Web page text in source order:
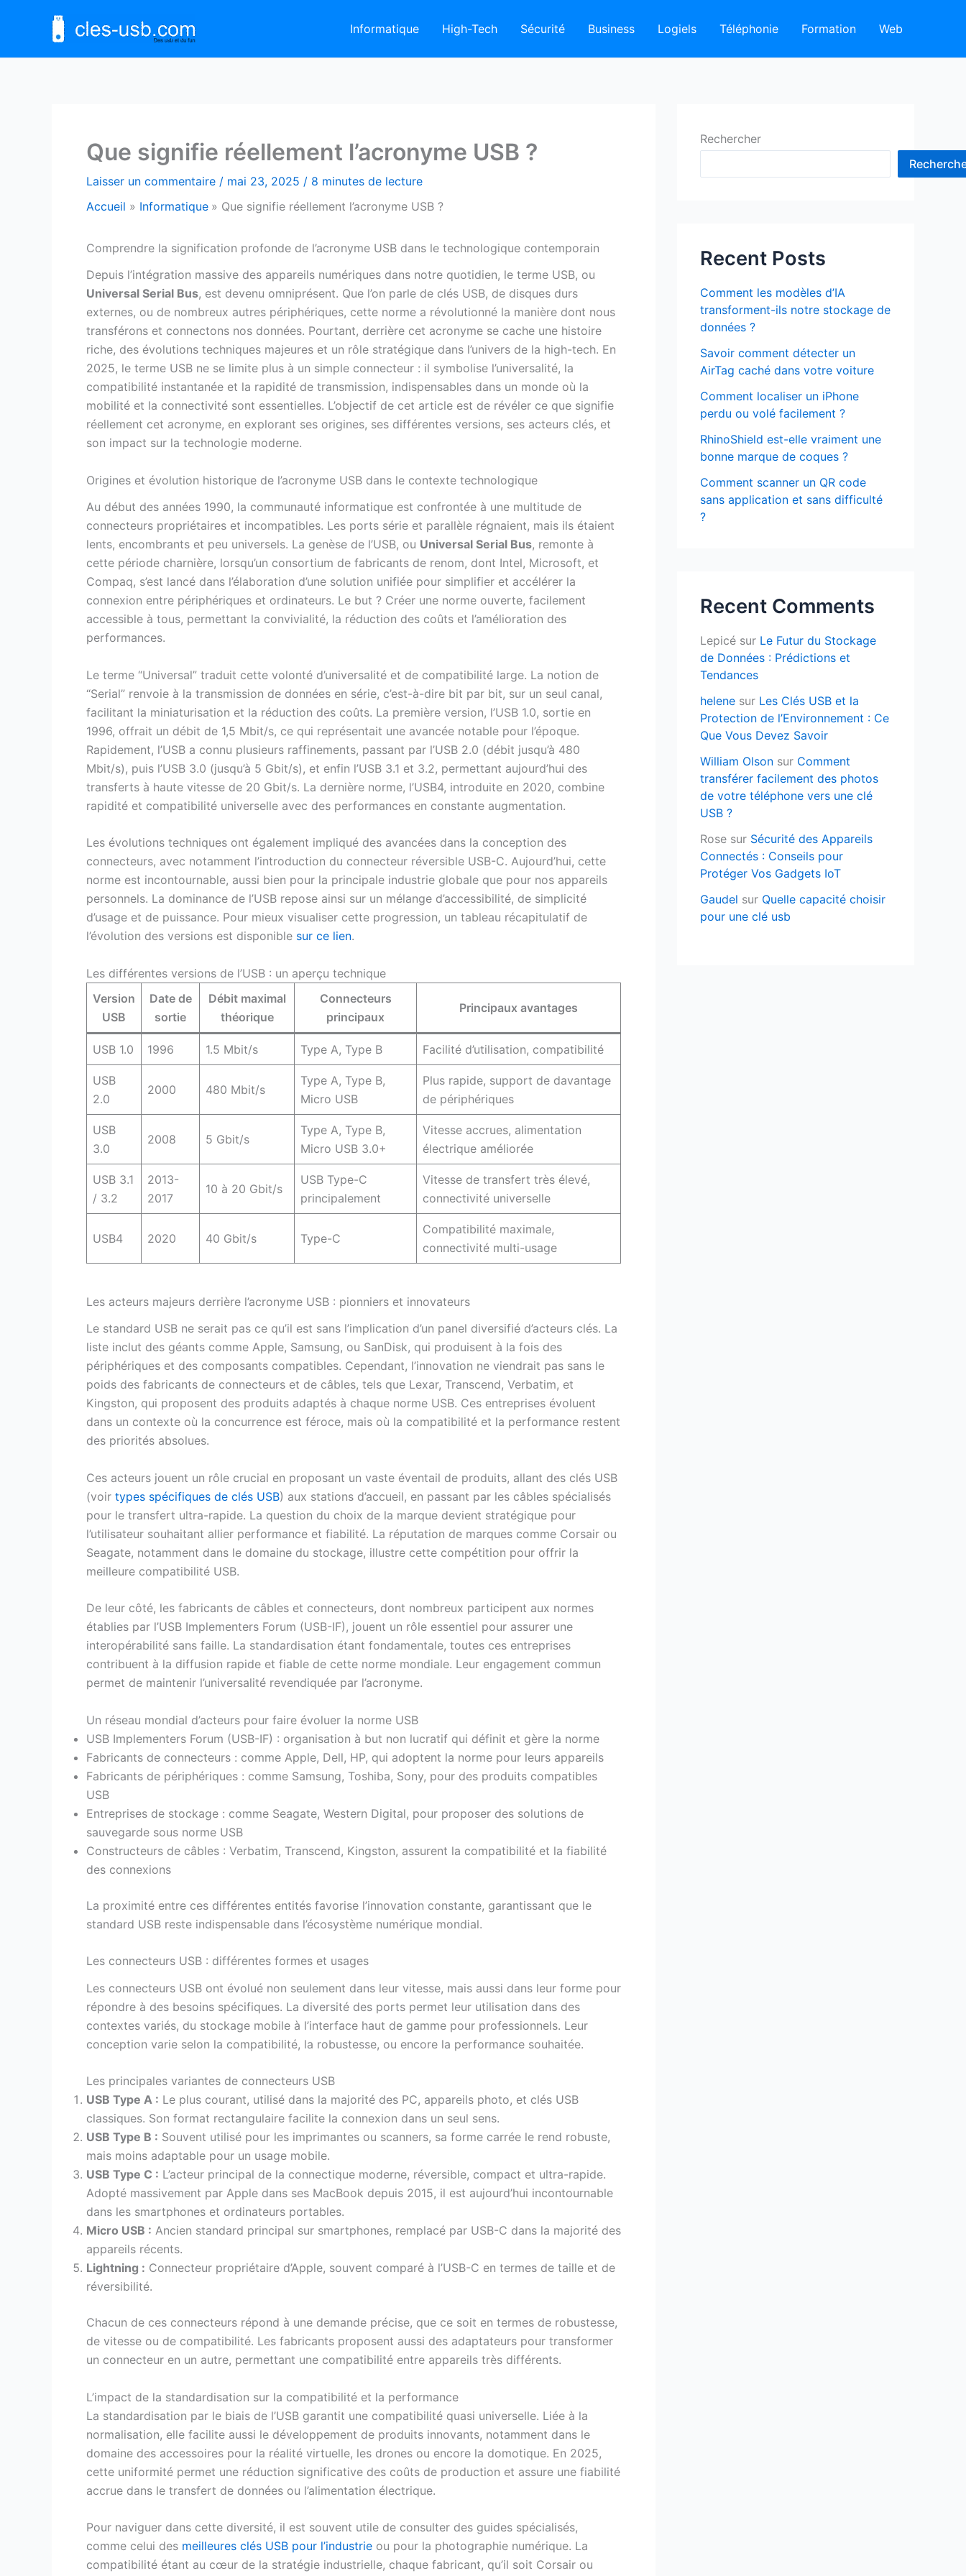
Informatique High-Tech Sécurité Business Logiels Téléphonie Formation Web
Que signifie réellement l’acronyme USB ?
Laisser un commentaire / mai 23, 2025 / 8 minutes de lecture
Accueil
Informatique Que signifie réellement l’acronyme USB ?
Comprendre la signification profonde de l’acronyme USB dans le technologique contemporain
Depuis l’intégration massive des appareils numériques dans notre quotidien, le terme USB, ou
Universal Serial Bus, est devenu omniprésent. Que l’on parle de clés USB, de disques durs
externes, ou de nombreux autres périphériques, cette norme a révolutionné la manière dont nous
transférons et connectons nos données. Pourtant, derrière cet acronyme se cache une histoire
riche, des évolutions techniques majeures et un rôle stratégique dans l’univers de la high-tech. En
2025, le terme USB ne se limite plus à un simple connecteur : il symbolise l’universalité, la
compatibilité instantanée et la rapidité de transmission, indispensables dans un monde où la
mobilité et la connectivité sont essentielles. L’objectif de cet article est de révéler ce que signifie
réellement cet acronyme, en explorant ses origines, ses différentes versions, ses acteurs clés, et
son impact sur la technologie moderne.
Origines et évolution historique de l’acronyme USB dans le contexte technologique
Au début des années 1990, la communauté informatique est confrontée à une multitude de
connecteurs propriétaires et incompatibles. Les ports série et parallèle régnaient, mais ils étaient
lents, encombrants et peu universels. La genèse de l’USB, ou Universal Serial Bus, remonte à
cette période charnière, lorsqu’un consortium de fabricants de renom, dont Intel, Microsoft, et
Compaq, s’est lancé dans l’élaboration d’une solution unifiée pour simplifier et accélérer la
connexion entre périphériques et ordinateurs. Le but ? Créer une norme ouverte, facilement
accessible à tous, permettant la convivialité, la réduction des coûts et l’amélioration des
performances.
Le terme “Universal” traduit cette volonté d’universalité et de compatibilité large. La notion de
“Serial” renvoie à la transmission de données en série, c’est-à-dire bit par bit, sur un seul canal,
facilitant la miniaturisation et la réduction des coûts. La première version, l’USB 1.0, sortie en
1996, offrait un débit de 1,5 Mbit/s, ce qui représentait une avancée notable pour l’époque.
Rapidement, l’USB a connu plusieurs raffinements, passant par l’USB 2.0 (débit jusqu’à 480
Mbit/s), puis l’USB 3.0 (jusqu’à 5 Gbit/s), et enfin l’USB 3.1 et 3.2, permettant aujourd’hui des
transferts à haute vitesse de 20 Gbit/s. La dernière norme, l’USB4, introduite en 2020, combine
rapidité et compatibilité universelle avec des performances en constante augmentation.
Les évolutions techniques ont également impliqué des avancées dans la conception des
connecteurs, avec notamment l’introduction du connecteur réversible USB-C. Aujourd’hui, cette
norme est incontournable, aussi bien pour la principale industrie globale que pour nos appareils
personnels. La dominance de l’USB repose ainsi sur un mélange d’accessibilité, de simplicité
d’usage et de puissance. Pour mieux visualiser cette progression, un tableau récapitulatif de
l’évolution des versions est disponible sur ce lien.
Les différentes versions de l’USB : un aperçu technique
Version
USB
Date de
sortie
Débit maximal
théorique
Connecteurs
principaux
Principaux avantages
USB 1.0 1996 1.5 Mbit/s Type A, Type B Facilité d’utilisation, compatibilité
USB
2.0
2000 480 Mbit/s
Type A, Type B,
Micro USB
Plus rapide, support de davantage
de périphériques
USB
3.0
2008 5 Gbit/s
Type A, Type B,
Micro USB 3.0+
Vitesse accrues, alimentation
électrique améliorée
USB 3.1
/ 3.2
2013-
2017
10 à 20 Gbit/s
USB Type-C
principalement
Vitesse de transfert très élevé,
connectivité universelle
USB4 2020 40 Gbit/s Type-C
Compatibilité maximale,
connectivité multi-usage
Les acteurs majeurs derrière l’acronyme USB : pionniers et innovateurs
Le standard USB ne serait pas ce qu’il est sans l’implication d’un panel diversifié d’acteurs clés. La
liste inclut des géants comme Apple, Samsung, ou SanDisk, qui produisent à la fois des
périphériques et des composants compatibles. Cependant, l’innovation ne viendrait pas sans le
poids des fabricants de connecteurs et de câbles, tels que Lexar, Transcend, Verbatim, et
Kingston, qui proposent des produits adaptés à chaque norme USB. Ces entreprises évoluent
dans un contexte où la concurrence est féroce, mais où la compatibilité et la performance restent
des priorités absolues.
Ces acteurs jouent un rôle crucial en proposant un vaste éventail de produits, allant des clés USB
(voir types spécifiques de clés USB) aux stations d’accueil, en passant par les câbles spécialisés
pour le transfert ultra-rapide. La question du choix de la marque devient stratégique pour
l’utilisateur souhaitant allier performance et fiabilité. La réputation de marques comme Corsair ou
Seagate, notamment dans le domaine du stockage, illustre cette compétition pour offrir la
meilleure compatibilité USB.
De leur côté, les fabricants de câbles et connecteurs, dont nombreux participent aux normes
établies par l’USB Implementers Forum (USB-IF), jouent un rôle essentiel pour assurer une
interopérabilité sans faille. La standardisation étant fondamentale, toutes ces entreprises
contribuent à la diffusion rapide et fiable de cette norme mondiale. Leur engagement commun
permet de maintenir l’universalité revendiquée par l’acronyme.
Un réseau mondial d’acteurs pour faire évoluer la norme USB
USB Implementers Forum (USB-IF) : organisation à but non lucratif qui définit et gère la norme
Fabricants de connecteurs : comme Apple, Dell, HP, qui adoptent la norme pour leurs appareils
Fabricants de périphériques : comme Samsung, Toshiba, Sony, pour des produits compatibles
USB
Entreprises de stockage : comme Seagate, Western Digital, pour proposer des solutions de
sauvegarde sous norme USB
Constructeurs de câbles : Verbatim, Transcend, Kingston, assurent la compatibilité et la fiabilité
des connexions
La proximité entre ces différentes entités favorise l’innovation constante, garantissant que le
standard USB reste indispensable dans l’écosystème numérique mondial.
Les connecteurs USB : différentes formes et usages
Les connecteurs USB ont évolué non seulement dans leur vitesse, mais aussi dans leur forme pour
répondre à des besoins spécifiques. La diversité des ports permet leur utilisation dans des
contextes variés, du stockage mobile à l’interface haut de gamme pour professionnels. Leur
conception varie selon la compatibilité, la robustesse, ou encore la performance souhaitée.
Les principales variantes de connecteurs USB
USB Type A : Le plus courant, utilisé dans la majorité des PC, appareils photo, et clés USB
classiques. Son format rectangulaire facilite la connexion dans un seul sens.
USB Type B : Souvent utilisé pour les imprimantes ou scanners, sa forme carrée le rend robuste,
mais moins adaptable pour un usage mobile.
USB Type C : L’acteur principal de la connectique moderne, réversible, compact et ultra-rapide.
Adopté massivement par Apple dans ses MacBook depuis 2015, il est aujourd’hui incontournable
dans les smartphones et ordinateurs portables.
Micro USB : Ancien standard principal sur smartphones, remplacé par USB-C dans la majorité des
appareils récents.
Lightning : Connecteur propriétaire d’Apple, souvent comparé à l’USB-C en termes de taille et de
réversibilité.
Chacun de ces connecteurs répond à une demande précise, que ce soit en termes de robustesse,
de vitesse ou de compatibilité. Les fabricants proposent aussi des adaptateurs pour transformer
un connecteur en un autre, permettant une compatibilité entre appareils très différents.
L’impact de la standardisation sur la compatibilité et la performance
La standardisation par le biais de l’USB garantit une compatibilité quasi universelle. Liée à la
normalisation, elle facilite aussi le développement de produits innovants, notamment dans le
domaine des accessoires pour la réalité virtuelle, les drones ou encore la domotique. En 2025,
cette uniformité permet une réduction significative des coûts de production et assure une fiabilité
accrue dans le transfert de données ou l’alimentation électrique.
Pour naviguer dans cette diversité, il est souvent utile de consulter des guides spécialisés,
comme celui des meilleures clés USB pour l’industrie ou pour la photographie numérique. La
compatibilité étant au cœur de la stratégie industrielle, chaque fabricant, qu’il soit Corsair ou
Rechercher
Recent Posts
Comment les modèles d’IA
transforment-ils notre stockage de
données ?
Savoir comment détecter un
AirTag caché dans votre voiture
Comment localiser un iPhone
perdu ou volé facilement ?
RhinoShield est-elle vraiment une
bonne marque de coques ?
Comment scanner un QR code
sans application et sans difficulté
?
Recent Comments
Lepicé sur Le Futur du Stockage
de Données : Prédictions et
Tendances
helene sur Les Clés USB et la
Protection de l’Environnement : Ce
Que Vous Devez Savoir
William Olson sur Comment
transférer facilement des photos
de votre téléphone vers une clé
USB ?
Rose sur Sécurité des Appareils
Connectés : Conseils pour
Protéger Vos Gadgets IoT
Gaudel sur Quelle capacité choisir
pour une clé usb